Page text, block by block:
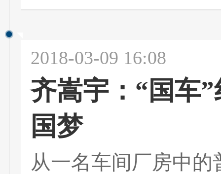
2018-03-09 16:08
齐嵩宇：“国车
国梦
从一名车间厂房中